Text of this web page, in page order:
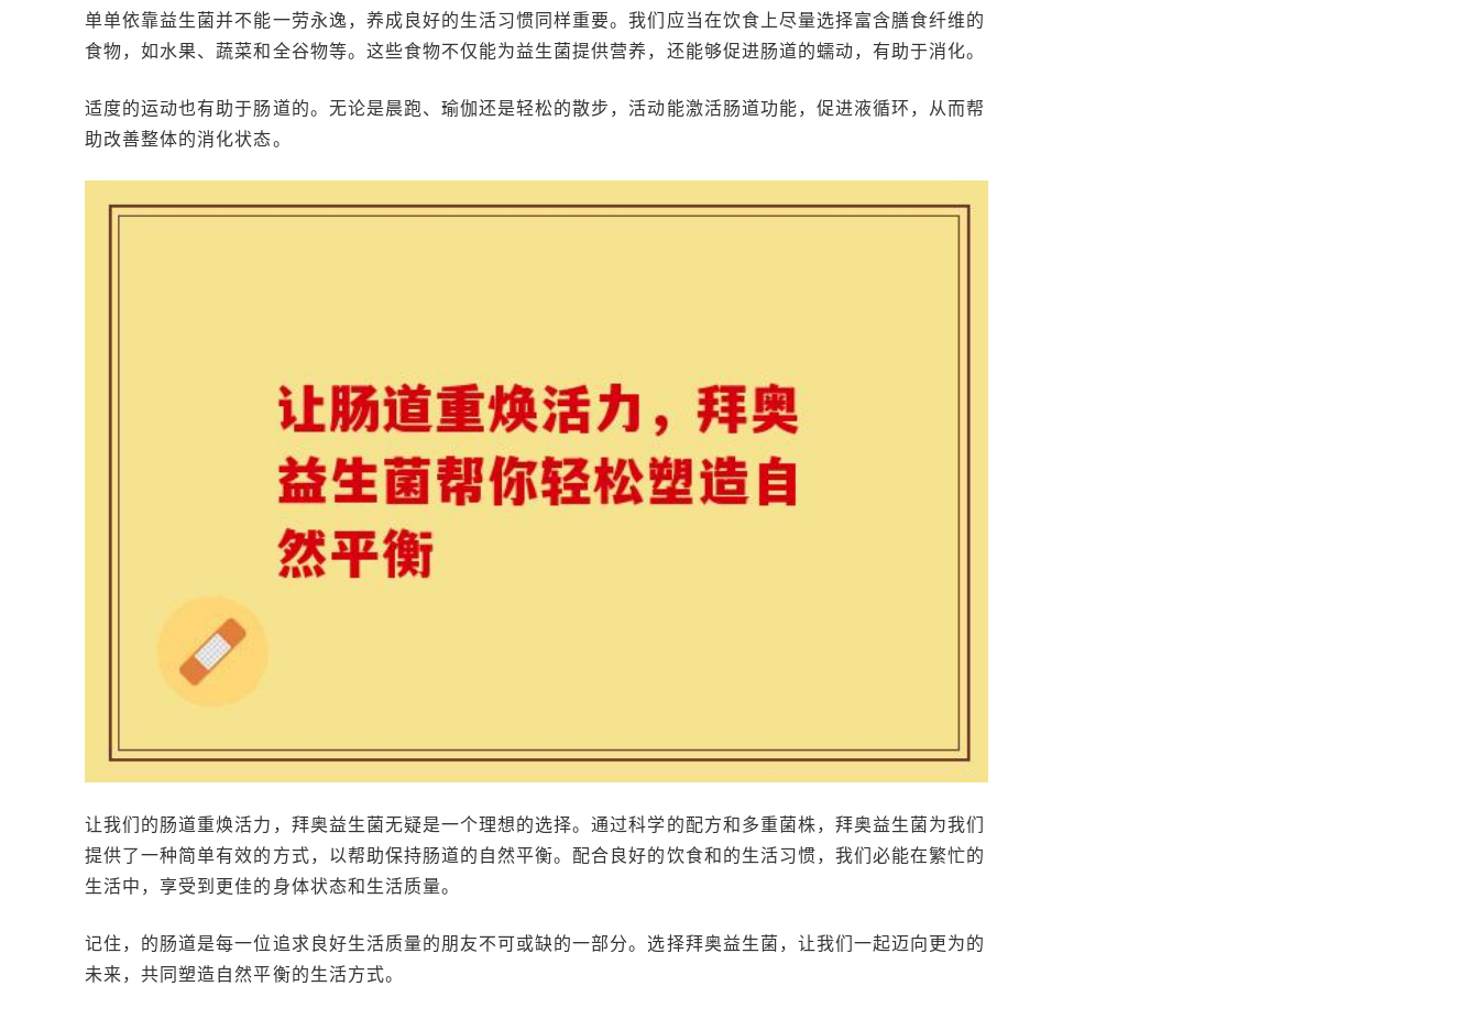
单单依靠益生菌并不能一劳永逸，养成良好的生活习惯同样重要。我们应当在饮食上尽量选择富含膳食纤维的
食物，如水果、蔬菜和全谷物等。这些食物不仅能为益生菌提供营养，还能够促进肠道的蠕动，有助于消化。
适度的运动也有助于肠道的。无论是晨跑、瑜伽还是轻松的散步，活动能激活肠道功能，促进液循环，从而帮
助改善整体的消化状态。
让我们的肠道重焕活力，拜奥益生菌无疑是一个理想的选择。通过科学的配方和多重菌株，拜奥益生菌为我们
提供了一种简单有效的方式，以帮助保持肠道的自然平衡。配合良好的饮食和的生活习惯，我们必能在繁忙的
生活中，享受到更佳的身体状态和生活质量。
记住，的肠道是每一位追求良好生活质量的朋友不可或缺的一部分。选择拜奥益生菌，让我们一起迈向更为的
未来，共同塑造自然平衡的生活方式。